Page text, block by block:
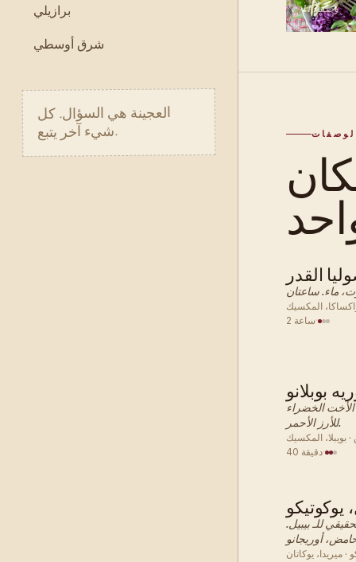
برازيلي
شرق أوسطي
العجينة هي السؤال. كل
شيء آخر يتبع.
11 وصفة
الوصفات
جانبي
القدر
المكسيك
2 ساعة·
جانبي
بوبلانو
الخضراء
للأرز الأحمر.
بويبلا، المكسيك
40 دقيقة·
جانبي
للـ بيبيل.
ميريدا، يوكاتان